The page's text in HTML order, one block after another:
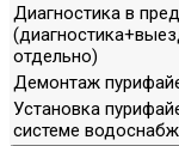
Диагностика в
отдельно)
Демонтаж
Установка
системе